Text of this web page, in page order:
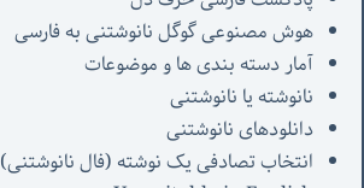
هوش مصنوعی گوگل نانوشتنی به فارسی
آمار دسته بندی ها و موضوعات
نانوشته یا نانوشتنی
دانلودهای نانوشتنی
انتخاب تصادفی یک نوشته (فال نانوشتنی)